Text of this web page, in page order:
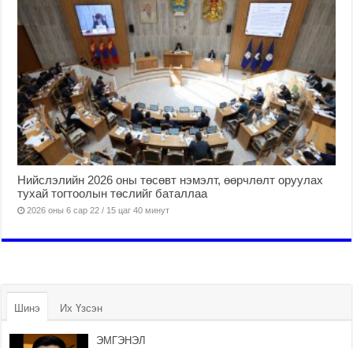
Нийслэлийн 2026 оны төсөвт нэмэлт, өөрчлөлт оруулах
тухай тогтоолын төслийг баталлаа
2026 оны 6 сар 22 / 15 цаг 40 минут
Шинэ Их Үзсэн
ЭМГЭНЭЛ